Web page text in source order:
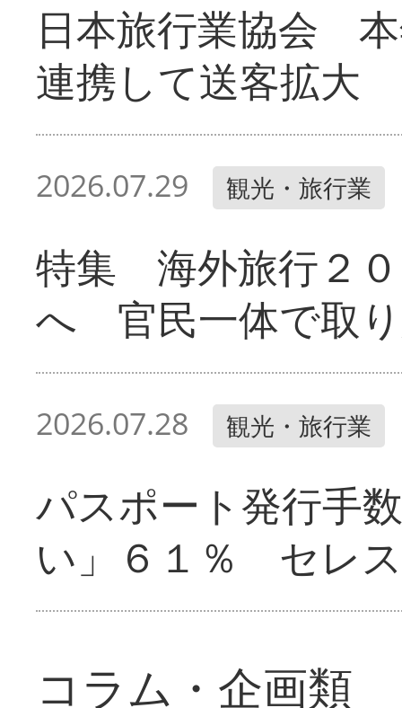
日本旅行業協会
連携して送客拡大
2026.07.29 観光・旅行業
特集 海外旅行２
へ 官民一体で取
2026.07.28 観光・旅行業
パスポート発行手
い」６１％ セレ
コラム・企画類